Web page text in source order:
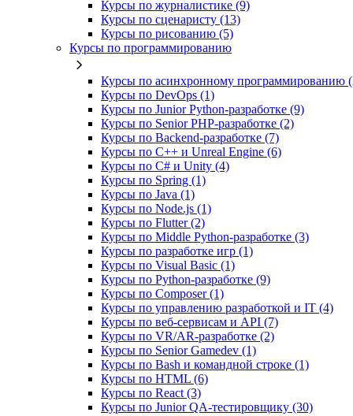
Курсы по журналистике (9)
Курсы по сценаристу (13)
Курсы по рисованию (5)
Курсы по программированию
Курсы по асинхронному программированию
Курсы по DevOps (1)
Курсы по Junior Python-разработке (9)
Курсы по Senior PHP-разработке (2)
Курсы по Backend‑разработке (7)
Курсы по C++ и Unreal Engine (6)
Курсы по C# и Unity (4)
Курсы по Spring (1)
Курсы по Java (1)
Курсы по Node.js (1)
Курсы по Flutter (2)
Курсы по Middle Python-разработке (3)
Курсы по разработке игр (1)
Курсы по Visual Basic (1)
Курсы по Python-разработке (9)
Курсы по Composer (1)
Курсы по управлению разработкой и IT (4)
Курсы по веб‑сервисам и API (7)
Курсы по VR/AR‑разработке (2)
Курсы по Senior Gamedev (1)
Курсы по Bash и командной строке (1)
Курсы по HTML (6)
Курсы по React (3)
Курсы по Junior QA-тестировщику (30)